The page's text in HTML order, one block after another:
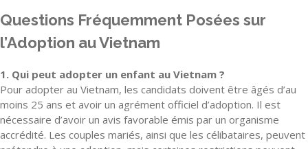
Questions Fréquemment Posées sur
l’Adoption au Vietnam
1. Qui peut adopter un enfant au Vietnam ?
Pour adopter au Vietnam, les candidats doivent être âgés d’au
moins 25 ans et avoir un agrément officiel d’adoption. Il est
nécessaire d’avoir un avis favorable émis par un organisme
accrédité. Les couples mariés, ainsi que les célibataires, peuvent